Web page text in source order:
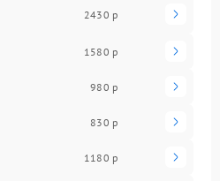
2430 р
1580 р
980 р
830 р
1180 р